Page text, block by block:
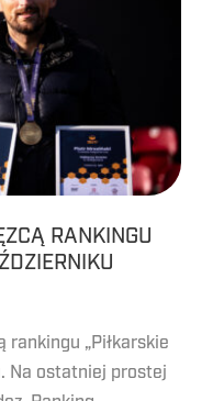
RANKINGU
rankingu „Piłkarskie
Na ostatniej prostej